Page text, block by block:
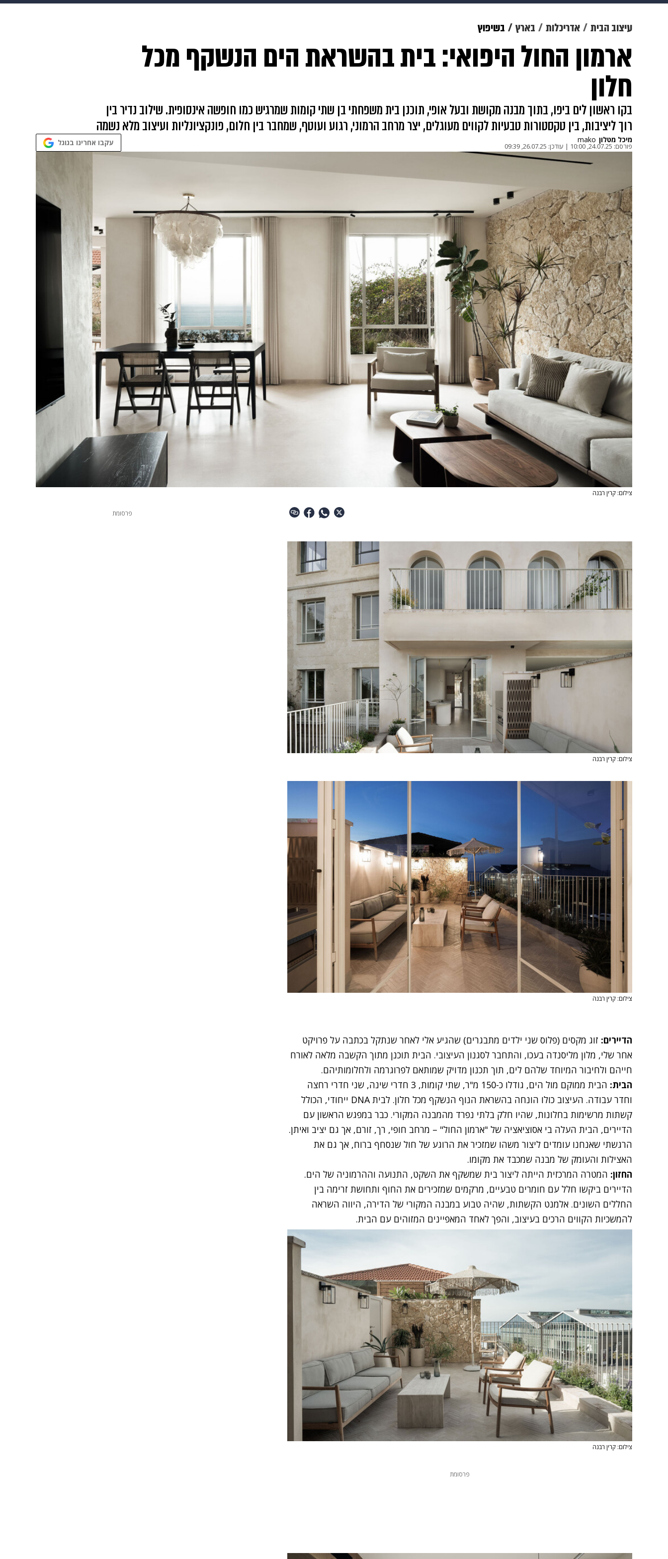
תרבות צבא וביטחון makoZ
ויוה משפט תשעה חודשים מתכונים פרויקטים מיוחדים
עיצוב הבית אדריכלות בארץ בשיפוץ
ארמון החול היפואי: בית בהשראת הים הנשקף מכל
חלון
בקו ראשון לים ביפו, בתוך מבנה מקושת ובעל אופי, תוכנן בית משפחתי בן שתי קומות שמרגיש כמו חופשה אינסופית. שילוב נדיר בין
רוך ליציבות, בין טקסטורות טבעיות לקווים מעוגלים, יצר מרחב הרמוני, רגוע ועוטף, שמחבר בין חלום, פונקציונליות ועיצוב מלא נשמה
מיכל מטלון mako
פורסם: 24.07.25, 10:00
| עודכן: 26.07.25, 09:39 עקבו אחרינו בגוגל
צילום: קרין רבנה
צילום: קרין רבנה
צילום: קרין רבנה
הדיירים: זוג מקסים (פלוס שני ילדים מתבגרים) שהגיע אלי לאחר שנתקל בכתבה על פרויקט
אחר שלי, מלון מליסנדה בעכו, והתחבר לסגנון העיצובי. הבית תוכנן מתוך הקשבה מלאה לאורח
חייהם ולחיבור המיוחד שלהם לים, תוך תכנון מדויק שמותאם לפרוגרמה ולחלומותיהם.
הבית:
הבית ממוקם מול הים, גודלו כ-150 מ"ר, שתי קומות, 3 חדרי שינה, שני חדרי רחצה
וחדר עבודה. העיצוב כולו הונחה בהשראת הנוף הנשקף מכל חלון. לבית
DNA ייחודי, הכולל
קשתות מרשימות בחלונות, שהיו חלק בלתי נפרד מהמבנה המקורי. כבר במפגש הראשון עם
הדיירים, הבית העלה בי אסוציאציה של "ארמון החול" – מרחב חופי, רך, זורם, אך גם יציב ואיתן.
הרגשתי שאנחנו עומדים ליצור משהו שמזכיר את הרוגע של חול שנסחף ברוח, אך גם את
האצילות והעומק של מבנה שמכבד את מקומו.
החזון: המטרה המרכזית הייתה ליצור בית שמשקף את השקט, התנועה וההרמוניה של הים.
הדיירים ביקשו חלל עם חומרים טבעיים, מרקמים שמזכירים את החוף ותחושת זרימה בין
החללים השונים. אלמנט הקשתות, שהיה טבוע במבנה המקורי של הדירה, היווה השראה
להמשכיות הקווים הרכים בעיצוב, והפך לאחד המאפיינים המזוהים עם הבית.
צילום: קרין רבנה
פרסומת
פרסומת